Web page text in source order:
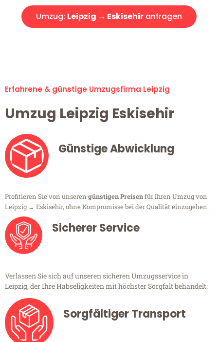
Umzug: Leipzig → Eskisehir anfragen
Erfahrene & günstige Umzugsfirma Leipzig
Umzug Leipzig Eskisehir
Günstige Abwicklung
Profitieren Sie von unseren günstigen Preisenfür Ihren Umzug von
Leipzig → Eskisehir, ohne Kompromisse bei der Qualität einzugehen.
Sicherer Service
Verlassen Sie sich auf unseren sicheren Umzugsservice in
Leipzig, der Ihre Habseligkeiten mit höchster Sorgfalt behandelt.
Sorgfältiger Transport